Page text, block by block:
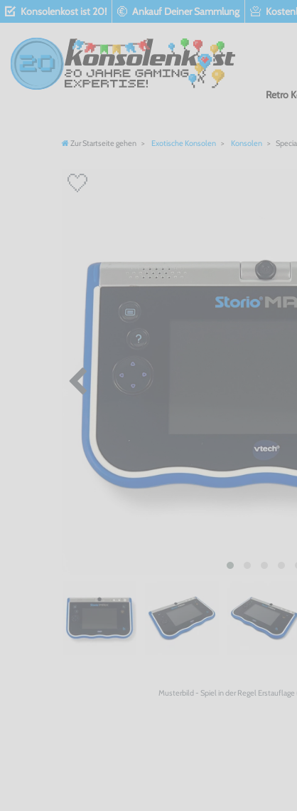
Konsolenkost ist 20! Ankauf Deiner Sammlung
Retro
Zur Startseite gehen Exotische Konsolen Konsolen
Musterbild - Spiel in der Regel